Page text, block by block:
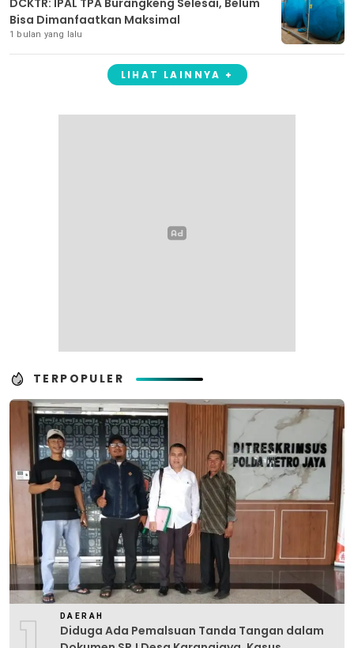
DCKTR: IPAL TPA Burangkeng Selesai, Belum
Bisa Dimanfaatkan Maksimal
1 bulan yang lalu
LIHAT LAINNYA +
TERPOPULER
DAERAH
Diduga Ada Pemalsuan Tanda Tangan dalam